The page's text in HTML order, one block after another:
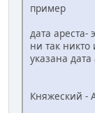
пример
дата ареста-
ни так никто
указана дата
Княжеский -